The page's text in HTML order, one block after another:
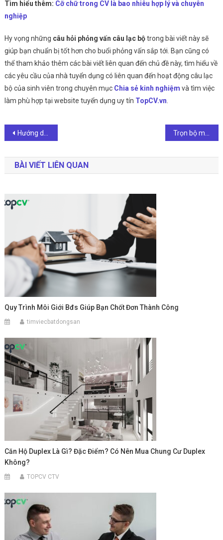
Tìm hiểu thêm: Cỡ chữ trong CV là bao nhiêu hợp lý và chuyên
nghiệp
Hy vọng những câu hỏi phỏng vấn câu lạc bộtrong bài viết này sẽ
giúp bạn chuẩn bị tốt hơn cho buổi phỏng vấn sắp tới. Bạn cũng có
thể tham khảo thêm các bài viết liên quan đến chủ đề này, tìm hiểu về
các yêu cầu của nhà tuyển dụng có liên quan đến hoạt động câu lạc
bộ của sinh viên trong chuyên mục Chia sẻ kinh nghiệm và tìm việc
làm phù hợp tại website tuyển dụng uy tín TopCV.vn
Điều
hướng
bài
Hướng dẫn viết trình độ ngoại ngữ trong sơ yếu lý lịch đúng chuẩn
BÀI VIẾT LIÊN QUAN
Quy Trình Môi Giới Bđs Giúp Bạn Chốt Đơn Thành Công
timviecbatdongsan
Căn Hộ Duplex Là Gì? Đặc Điểm? Có Nên Mua Chung Cư Duplex
Không?
TOPCV CTV